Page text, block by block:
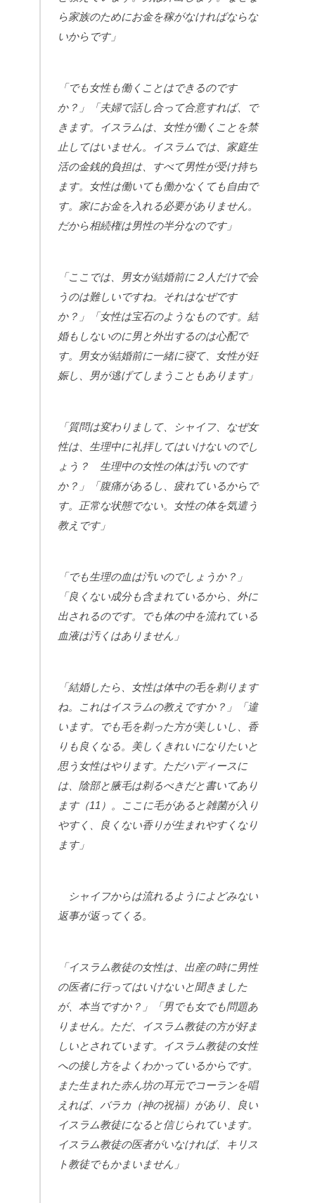
ら家族のためにお金を稼がなければならな
いからです」
「でも女性も働くことはできるのです
か？」「夫婦で話し合って合意すれば、で
きます。イスラムは、女性が働くことを禁
止してはいません。イスラムでは、家庭生
活の金銭的負担は、すべて男性が受け持ち
ます。女性は働いても働かなくても自由で
す。家にお金を入れる必要がありません。
だから相続権は男性の半分なのです」
「ここでは、男女が結婚前に２人だけで会
うのは難しいですね。それはなぜです
か？」「女性は宝石のようなものです。結
婚もしないのに男と外出するのは心配で
す。男女が結婚前に一緒に寝て、女性が妊
娠し、男が逃げてしまうこともあります」
「質問は変わりまして、シャイフ、なぜ女
性は、生理中に礼拝してはいけないのでし
ょう？ 生理中の女性の体は汚いのです
か？」「腹痛があるし、疲れているからで
す。正常な状態でない。女性の体を気遣う
教えです」
「でも生理の血は汚いのでしょうか？」
「良くない成分も含まれているから、外に
出されるのです。でも体の中を流れている
血液は汚くはありません」
「結婚したら、女性は体中の毛を剃ります
ね。これはイスラムの教えですか？」「違
います。でも毛を剃った方が美しいし、香
りも良くなる。美しくきれいになりたいと
思う女性はやります。ただハディースに
は、陰部と腋毛は剃るべきだと書いてあり
ます（11 ）。ここに毛があると雑菌が入り
やすく、良くない香りが生まれやすくなり
ます」
シャイフからは流れるようによどみない
返事が返ってくる。
「イスラム教徒の女性は、出産の時に男性
の医者に行ってはいけないと聞きました
が、本当ですか？」「男でも女でも問題あ
りません。ただ、イスラム教徒の方が好ま
しいとされています。イスラム教徒の女性
への接し方をよくわかっているからです。
また生まれた赤ん坊の耳元でコーランを唱
えれば、バラカ（神の祝福）があり、良い
イスラム教徒になると信じられています。
イスラム教徒の医者がいなければ、キリス
ト教徒でもかまいません」